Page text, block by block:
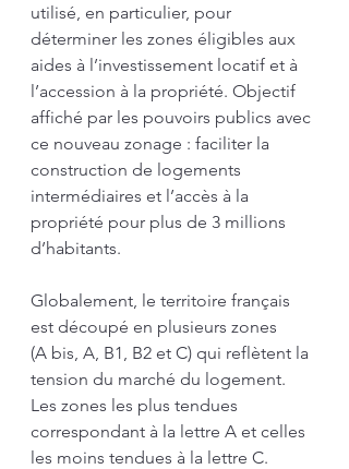
utilisé, en particulier, pour
déterminer les zones éligibles aux
aides à l’investissement locatif et à
l’accession à la propriété. Objectif
affiché par les pouvoirs publics avec
ce nouveau zonage : faciliter la
construction de logements
intermédiaires et l’accès à la
propriété pour plus de 3 millions
d’habitants.
Globalement, le territoire français
est découpé en plusieurs zones
(A bis, A, B1, B2 et C) qui reflètent la
tension du marché du logement.
Les zones les plus tendues
correspondant à la lettre A et celles
les moins tendues à la lettre C.